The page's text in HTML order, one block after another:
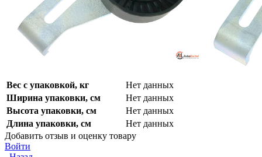
Вес с упаковкой, кг
Нет данных
Ширина упаковки, см
Нет данных
Высота упаковки, см
Нет данных
Длина упаковки, см
Нет данных
Добавить отзыв и оценку товару
Войти